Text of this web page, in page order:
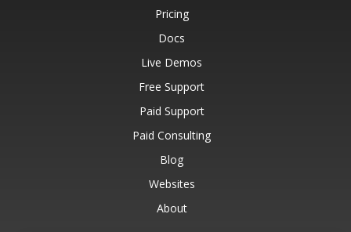
Pricing
Docs
Live Demos
Free Support
Paid Support
Paid Consulting
Blog
Websites
About